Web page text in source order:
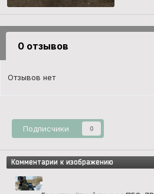
0 отзывов
Отзывов нет
Подписчики 0
Комментарии к изображению